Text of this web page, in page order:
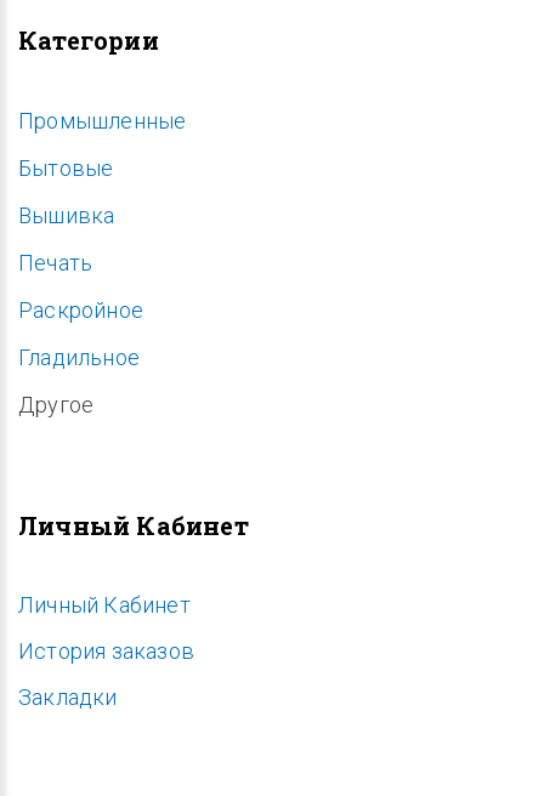
Категории
Промышленные
Бытовые
Вышивка
Печать
Раскройное
Гладильное
Другое
Личный Кабинет
Личный Кабинет
История заказов
Закладки